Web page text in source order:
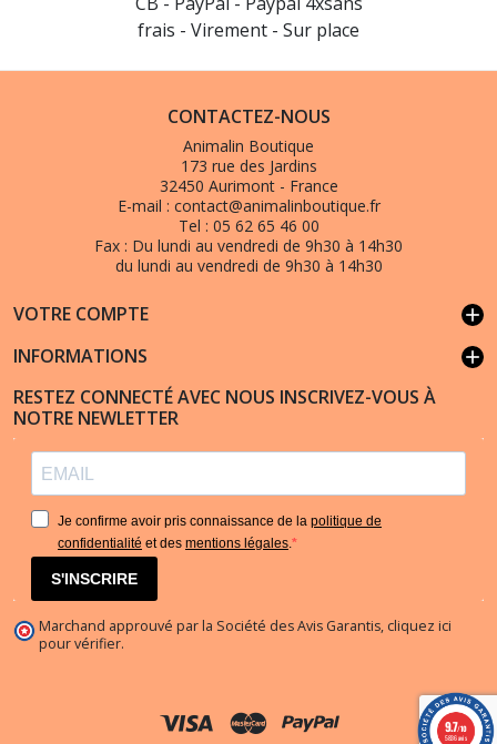
frais - Virement - Sur place
CONTACTEZ-NOUS
Animalin Boutique
173 rue des Jardins
32450 Aurimont - France
E-mail : contact@animalinboutique.fr
Tel : 05 62 65 46 00
Fax : Du lundi au vendredi de 9h30 à 14h30
du lundi au vendredi de 9h30 à 14h30
VOTRE COMPTE add
INFORMATIONS add
RESTEZ CONNECTÉ AVEC NOUS INSCRIVEZ-VOUS À
NOTRE NEWLETTER
Je confirme avoir pris connaissance de la politique de
confidentialité et des mentions légales.
S'INSCRIRE
Marchand approuvé par la Société des Avis Garantis, cliquez ici
pour vérifier.
9.7/10
5836 avis